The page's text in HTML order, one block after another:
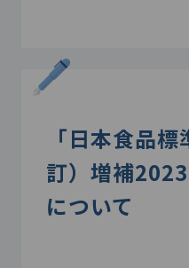
「日本食品
訂）増補
について